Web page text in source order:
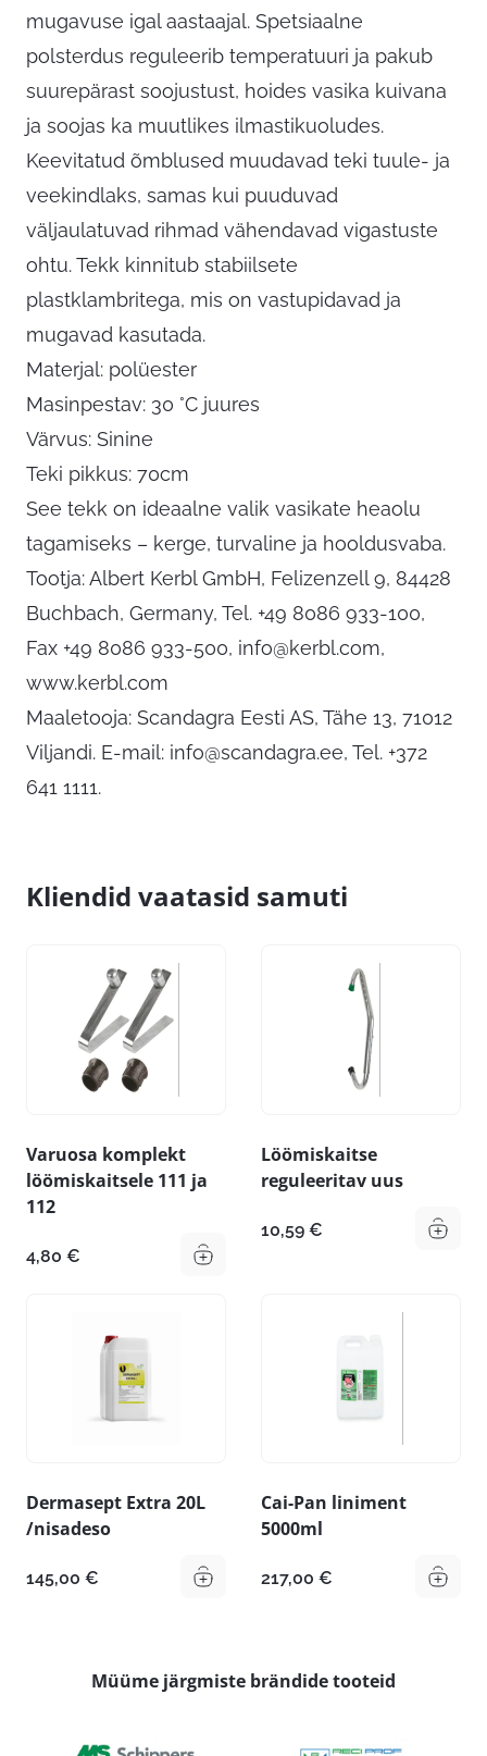
mugavuse igal aastaajal. Spetsiaalne
polsterdus reguleerib temperatuuri ja pakub
suurepärast soojustust, hoides vasika kuivana
ja soojas ka muutlikes ilmastikuoludes.
Keevitatud õmblused muudavad teki tuule- ja
veekindlaks, samas kui puuduvad
väljaulatuvad rihmad vähendavad vigastuste
ohtu. Tekk kinnitub stabiilsete
plastklambritega, mis on vastupidavad ja
mugavad kasutada.
Materjal: polüester
Masinpestav: 30 °C juures
Värvus: Sinine
Teki pikkus: 70cm
See tekk on ideaalne valik vasikate heaolu
tagamiseks – kerge, turvaline ja hooldusvaba.
Tootja: Albert Kerbl GmbH, Felizenzell 9, 84428
Buchbach, Germany, Tel. +49 8086 933-100,
Fax +49 8086 933-500, info@kerbl.com,
www.kerbl.com
Maaletooja: Scandagra Eesti AS, Tähe 13, 71012
Viljandi. E-mail: info@scandagra.ee, Tel. +372
641 1111.
Kliendid vaatasid samuti
Varuosa komplekt
löömiskaitsele 111 ja
112
4,80 €
Löömiskaitse
reguleeritav uus
10,59 €
Dermasept Extra 20L
/nisadeso
145,00 €
Cai-Pan liniment
5000ml
217,00 €
Müüme järgmiste brändide tooteid